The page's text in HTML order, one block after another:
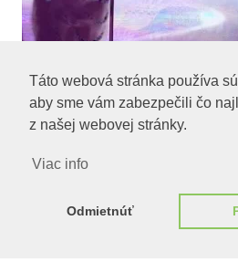
Táto webová stránka používa
aby sme vám zabezpečili čo
z našej webovej stránky.
Viac info
Odmietnúť
Beží na